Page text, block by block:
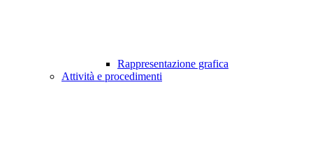
Rappresentazione grafica
Attività e procedimenti